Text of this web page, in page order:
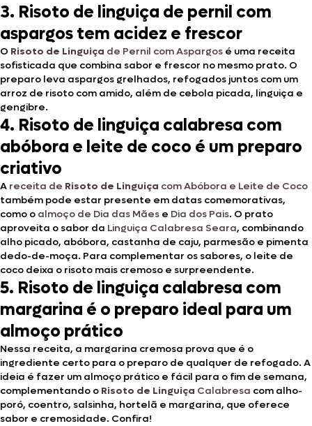
3. Risoto de linguiça de pernil com
aspargos tem acidez e frescor
O Risoto de Linguiça de Pernil com Aspargos é uma receita
sofisticada que combina sabor e frescor no mesmo prato. O
preparo leva aspargos grelhados, refogados juntos com um
arroz de risoto com amido, além de cebola picada, linguiça e
gengibre.
4. Risoto de linguiça calabresa com
abóbora e leite de coco é um preparo
criativo
A receita de Risoto de Linguiça com Abóbora e Leite de Coco
também pode estar presente em datas comemorativas,
como o almoço de Dia das Mães e Dia dos Pais. O prato
aproveita o sabor da Linguiça Calabresa Seara, combinando
alho picado, abóbora, castanha de caju, parmesão e pimenta
dedo-de-moça. Para complementar os sabores, o leite de
coco deixa o risoto mais cremoso e surpreendente.
5. Risoto de linguiça calabresa com
margarina é o preparo ideal para um
almoço prático
Nessa receita, a margarina cremosa prova que é o
ingrediente certo para o preparo de qualquer de refogado. A
ideia é fazer um almoço prático e fácil para o fim de semana,
complementando o Risoto de Linguiça Calabresa com alho-
poró, coentro, salsinha, hortelã e margarina, que oferece
sabor e cremosidade. Confira!